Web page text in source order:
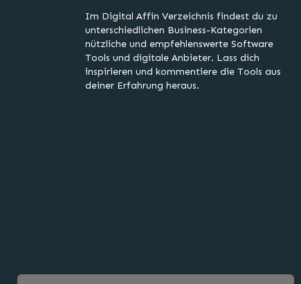
Im Digital Affin Verzeichnis findest du zu
unterschiedlichen Business-Kategorien
nützliche und empfehlenswerte Software
Tools und digitale Anbieter. Lass dich
inspirieren und kommentiere die Tools aus
deiner Erfahrung heraus.